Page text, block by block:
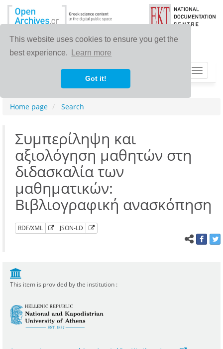
This website uses cookies to ensure you get the
best experience.
Learn more
Got it!
Toggle
Home page Search
Συμπερίληψη και
αξιολόγηση μαθητών στη
διδασκαλία των
μαθηματικών:
Βιβλιογραφική ανασκόπηση
RDF/XML JSON-LD
This item is provided by the institution :